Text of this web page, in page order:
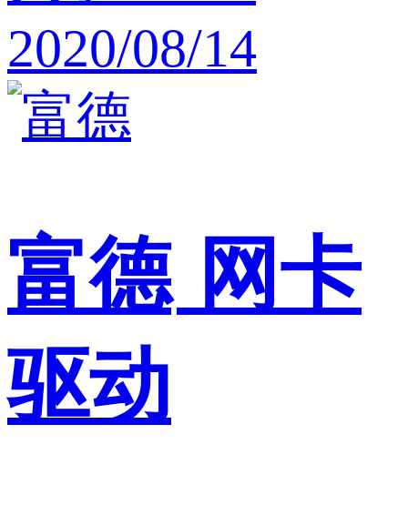
2020/08/14
富德 网卡
驱动